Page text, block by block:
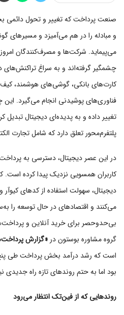
صنعت پرداخت که تغییر و تحول دائمی
و مبادله را در هم می‌آمیزد و مسیرهای
می‌پیماید. شرکت‌ها و مصرف‌کنندگان
چشمگیر گرفته‌اند و به سراغ تراکنش‌های
کارت‌های بانکی، گوشی‌های هوشمند،
فناوری‌های پوشیدنی انجام می‌گیرد.
تغییر داده و به پدیده‌ای دیجیتال
پلتفرم‌محور تعلق دارد که شامل تجارت
در این عصر دیجیتال، دسترسی به
کاربران همسویی نزدیک پیدا کرده است.
دیجیتال، سهولت استفاده از کدهای کیوآر
می‌کنند و اقتصادهای در حال توسعه را
بی‌حدوحصر برای خرید آنلاین و
گروه مشاوره بوستون در «گزارش پرداخت‌ها
است که رشد درآمد بخش پرداخت طی
بود اما به حتم روندهای تازه راه جدیدی
روندهایی که از فین‌تک انتظار می‌رود